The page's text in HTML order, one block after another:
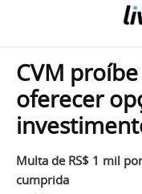
CVM
oferecer
Multa de RS$ 1 mil
cumprida